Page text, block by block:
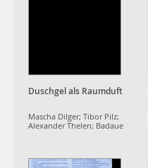
Duschgel als Raumduft
Mascha Dilger; Tibor Pilz;
Alexander Thelen; Badaue